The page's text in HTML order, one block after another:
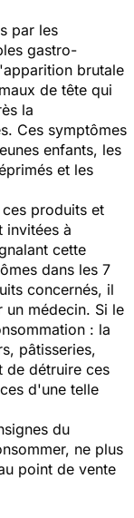
par les
gastro-
brutale
de tête qui
la
Ces symptômes
enfants, les
et les
produits et
invitées à
cette
dans les 7
concernés, il
un médecin. Si le
: la
pâtisseries,
de détruire ces
d'une telle
du
ne plus
point de vente